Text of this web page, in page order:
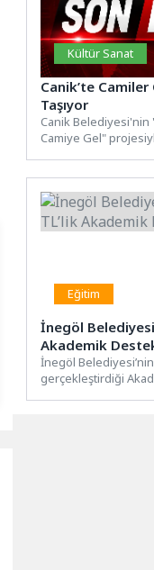
Kültür Sanat
Canik’te
Taşıyor
Canik Belediyesi'nin
Camiye Gel"
Eğitim
İnegöl
Akademik
İnegöl
gerçekleştirdiği